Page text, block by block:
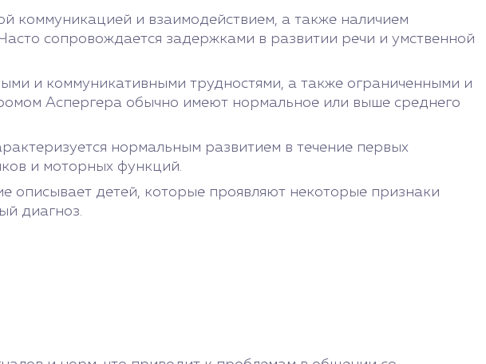
коммуникацией и взаимодействием, а также наличием
сопровождается задержками в развитии речи и умственной
и коммуникативными трудностями, а также ограниченными и
Аспергера обычно имеют нормальное или выше среднего
нормальным развитием в течение первых
и моторных функций.
описывает детей, которые проявляют некоторые признаки
диагноз.